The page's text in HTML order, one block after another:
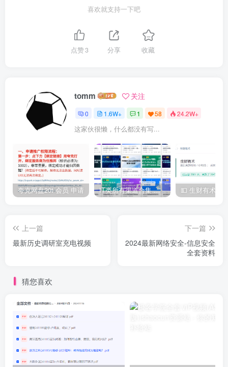
喜欢就支持一下吧
点赞3 分享 收藏
tomm 关注
0 1.6W+ 1 58 24.2W+
这家伙很懒，什么都没有写...
夸克网盘20t 会员 申请 IT类所有渠道合集 持续日更，目前近四千多条资源 年费用户微信私信获取权限
上一篇
最新历史调研室充电视频
下一篇
2024最新网络安全-信息安全
全套资料
猜您喜欢